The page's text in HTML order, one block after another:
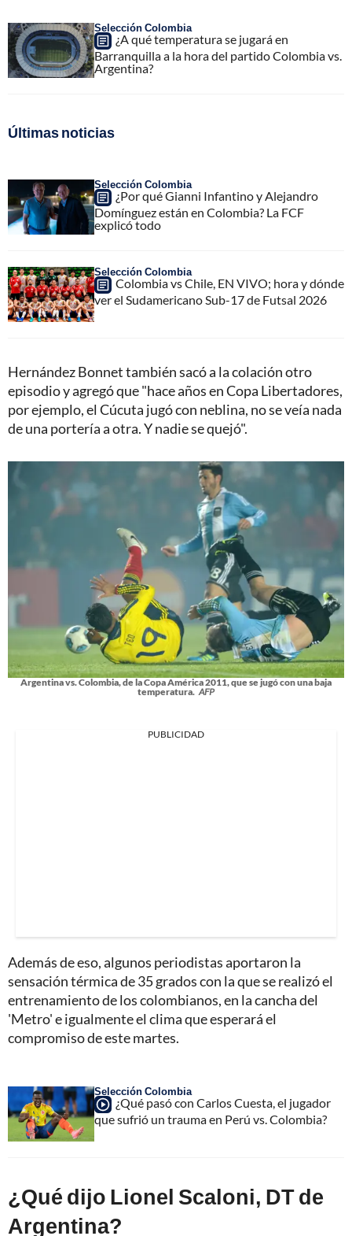
Selección Colombia
¿A qué temperatura se jugará en
Barranquilla a la hora del partido Colombia vs.
Argentina?
Últimas noticias
Selección Colombia
¿Por qué Gianni Infantino y Alejandro
Domínguez están en Colombia? La FCF
explicó todo
Selección Colombia
Colombia vs Chile, EN VIVO; hora y dónde
ver el Sudamericano Sub-17 de Futsal 2026
Hernández Bonnet también sacó a la colación otro
episodio y agregó que "hace años en Copa Libertadores,
por ejemplo, el Cúcuta jugó con neblina, no se veía nada
de una portería a otra. Y nadie se quejó".
Argentina vs. Colombia, de la Copa América 2011, que se jugó con una baja
temperatura. AFP
PUBLICIDAD
Además de eso, algunos periodistas aportaron la
sensación térmica de 35 grados con la que se realizó el
entrenamiento de los colombianos, en la cancha del
'Metro' e igualmente el clima que esperará el
compromiso de este martes.
Selección Colombia
¿Qué pasó con Carlos Cuesta, el jugador
que sufrió un trauma en Perú vs. Colombia?
¿Qué dijo Lionel Scaloni, DT de
Argentina?